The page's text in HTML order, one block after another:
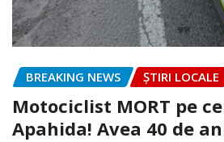
BREAKING NEWS ȘTIRI LOCALE
Motociclist MORT pe
Apahida! Avea 40 de